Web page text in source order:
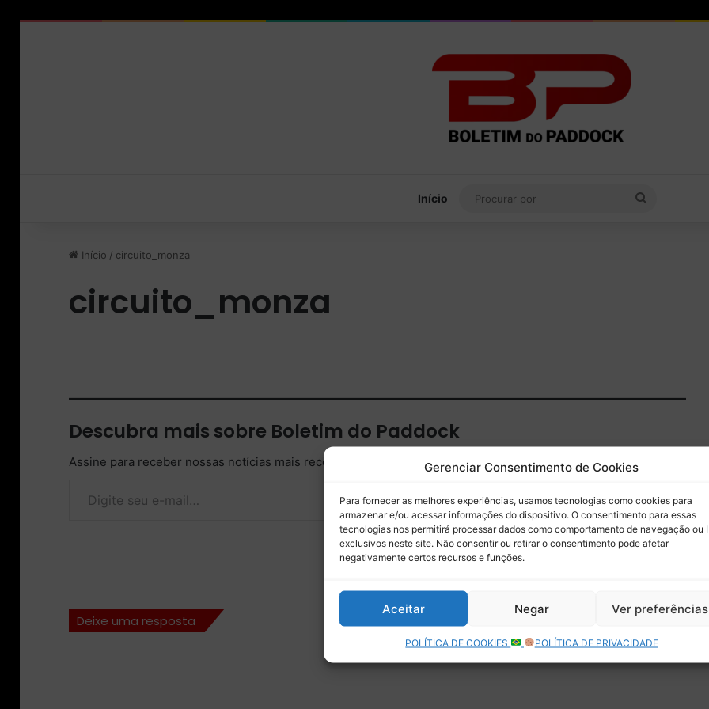
Gerenciar Consentimento de Cookies
Para fornecer as melhores experiências, usamos tecnologias como cookies para
armazenar e/ou acessar informações do dispositivo. O consentimento para essas
tecnologias nos permitirá processar dados como comportamento de navegação ou
exclusivos neste site. Não consentir ou retirar o consentimento pode afetar
negativamente certos recursos e funções.
Aceitar Negar Ver preferências
POLÍTICA DE COOKIES POLÍTICA DE PRIVACIDADE
Início
Início / circuito_monza
circuito_monza
Descubra mais sobre Boletim do Paddock
Assine para receber nossas notícias mais recentes por e-mail.
Assinar
Deixe uma resposta